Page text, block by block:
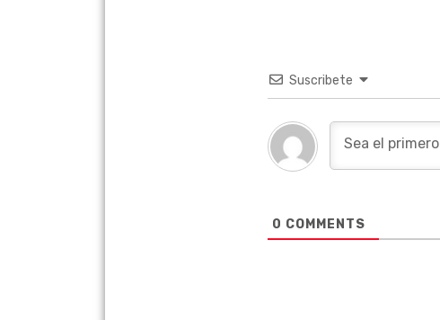
Suscribete
0 COMMENTS